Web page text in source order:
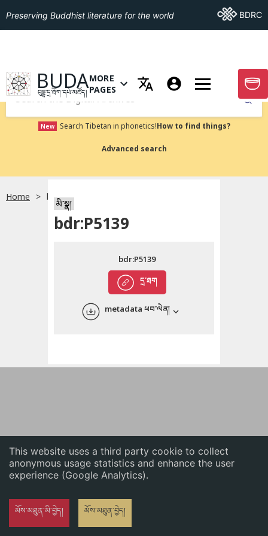
This website uses a third party cookie to collect
anonymous usage statistics and enhance the user
experience (Google Analytics).
མོས་མཐུན་མི་བྱེད། མོས་མཐུན་བྱེད།
English
Preserving Buddhist literature for the world Go ToBDRC
GO TO HOMEPAGE
BUDA
བུདྡྷ་དྲ་ཐོག་དཔེ་མཛོད།
OPEN MENU OF MORE PAGES
MORE
PAGES
GO
Submit
New Search Tibetan in phonetics!How to find things?
Advanced search
Home bdr:P5139
མི་སྣ།
bdr:P5139
དྲ་ཐག
bdr:P5139
metadata ཕབ་ལེན།